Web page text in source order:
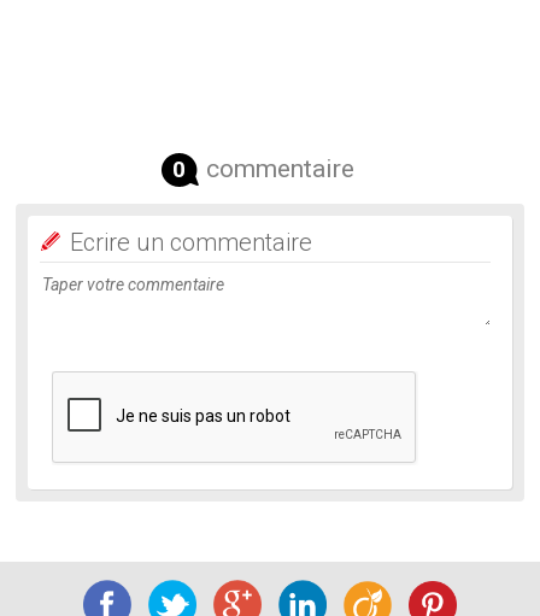
0 commentaire
Ecrire un commentaire